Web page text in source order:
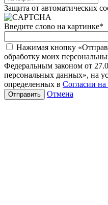
Защита от автоматических
Введите слово на картинке*
Нажимая кнопку
обработку моих
Федеральным законом от
персональных данных», на
определенных в Согласии
Отмена